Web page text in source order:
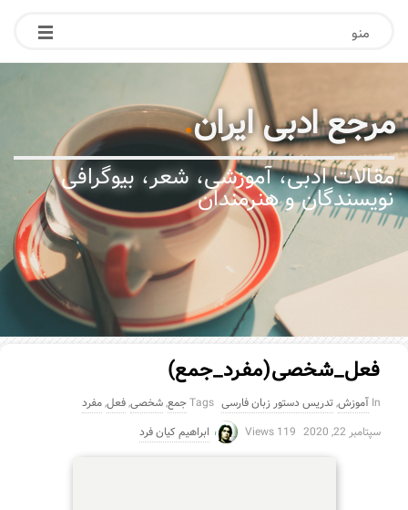
منو
مرجع ادبی ایران.
مقالات ادبی، آموزشی، شعر، بیوگرافی
نویسندگان و هنرمندان
فعل_شخصی(مفرد_جمع)
In آموزش,تدریس دستور زبان فارسی Tagsجمع,شخصی,فعل,مفرد
سپتامبر 22, 2020
119 Views ابراهیم کیان فرد